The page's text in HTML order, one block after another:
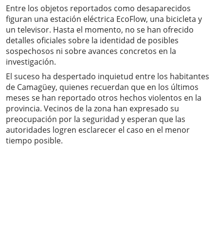
Entre los objetos reportados como desaparecidos
figuran una estación eléctrica EcoFlow, una bicicleta y
un televisor. Hasta el momento, no se han ofrecido
detalles oficiales sobre la identidad de posibles
sospechosos ni sobre avances concretos en la
investigación.
El suceso ha despertado inquietud entre los habitantes
de Camagüey, quienes recuerdan que en los últimos
meses se han reportado otros hechos violentos en la
provincia. Vecinos de la zona han expresado su
preocupación por la seguridad y esperan que las
autoridades logren esclarecer el caso en el menor
tiempo posible.